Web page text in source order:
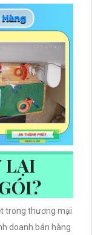
LẠI
trong thương mại
doanh bán hàng